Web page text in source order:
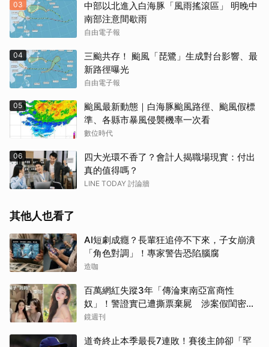
03
中部以北進入白海豚「風雨搖滾區」 明晚中
南部注意間歇雨
自由電子報
04
三颱共存！ 颱風「琵鷺」生成對台影響、最
新路徑曝光
自由電子報
05
颱風最新動態｜白海豚颱風路徑、颱風假標
準、各縣市暴風侵襲機率一次看
數位時代
06
四大光環不香了？會計人揭職場現實：付出
真的值得嗎？
LINE TODAY 討論牆
其他人也看了
AI短劇成癮？長輩狂追停不下來，子女崩潰
「角色對調」！專家警告恐陷腦腐
造咖
百萬網紅失蹤3年「傳淪東南亞富商性
奴」！警證實已遭撕票棄屍 涉案假閨密近
況曝光
鏡週刊
道奇終止本季最長7連敗！賽後主帥卻「罕